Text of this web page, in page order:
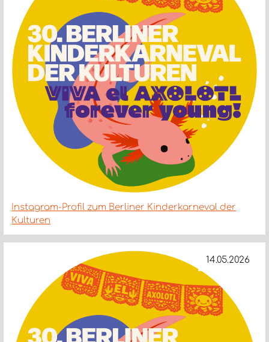
Instagram-Profil zum Berliner Kinderkarneval der
Kulturen
14.05.2026